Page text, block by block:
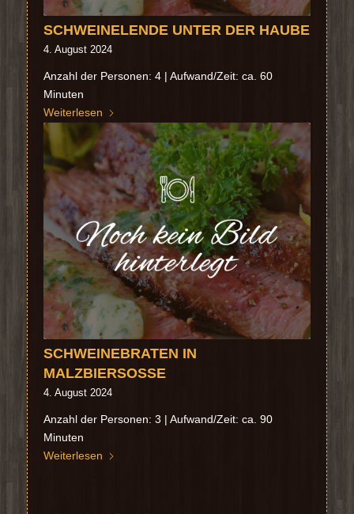
SCHWEINELENDE UNTER DER HAUBE
4. August 2024
Anzahl der Personen: 4 | Aufwand/Zeit: ca. 60
Minuten
Weiterlesen
SCHWEINEBRATEN IN
MALZBIERSOSSE
4. August 2024
Anzahl der Personen: 3 | Aufwand/Zeit: ca. 90
Minuten
Weiterlesen